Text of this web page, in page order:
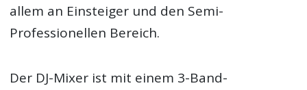
allem an Einsteiger und den Semi-
Professionellen Bereich.
Der DJ-Mixer ist mit einem 3-Band-